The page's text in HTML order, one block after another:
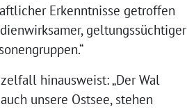
Erkenntnisse getroffen
geltungssüchtiger
hinausweist: „Der Wal
unsere Ostsee, stehen